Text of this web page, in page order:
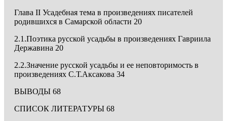
Глава II Усадебная тема в произведениях писателей
родившихся в Самарской области 20
2.1.Поэтика русской усадьбы в произведениях Гавриила
Державина 20
2.2.Значение русской усадьбы и ее неповторимость в
произведениях С.Т.Аксакова 34
ВЫВОДЫ 68
СПИСОК ЛИТЕРАТУРЫ 68